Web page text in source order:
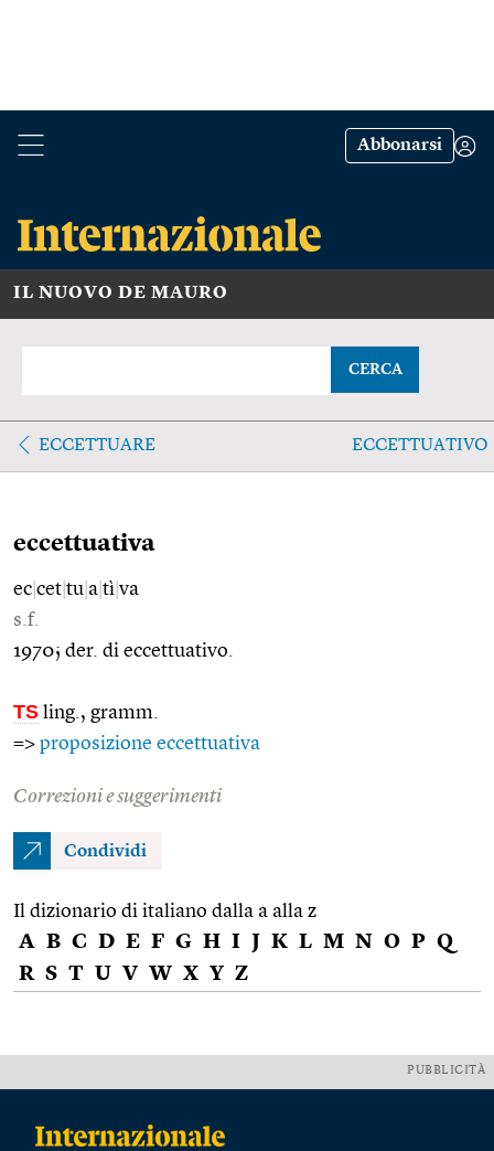
Abbonarsi
IL NUOVO DE MAURO
CERCA
ECCETTUARE ECCETTUATIVO
eccettuativa
ec cet tu a tì va
s.f.
1970; der. di eccettuativo.
TS ling., gramm.
=> proposizione eccettuativa
Correzioni e suggerimenti
Condividi
Il dizionario di italiano dalla a alla z
A B C D E F G H I J K L M N O P Q
R S T U V W X Y Z
PUBBLICITÀ